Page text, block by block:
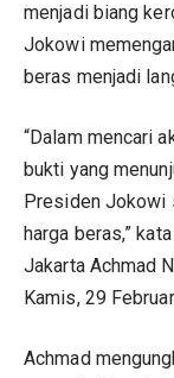
menjadi biang
Jokowi
beras menjadi
“Dalam mencari
bukti yang
Presiden Jokowi
harga beras,”
Jakarta Achmad
Kamis, 29
Achmad